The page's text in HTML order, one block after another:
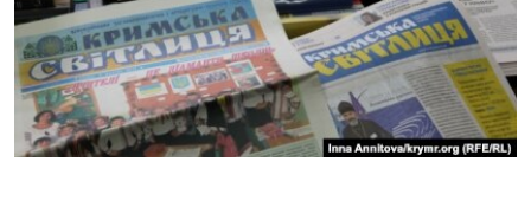
ПОБЕДИТЕЛЕЙ НЕ СУДЯТ?
КРЫМ.НЕПОКОРЕННЫЙ
ELIFBE
УКРАИНСКАЯ ПРОБЛЕМА КРЫМА
ПРИСОЕДИНЯЙТЕСЬ!